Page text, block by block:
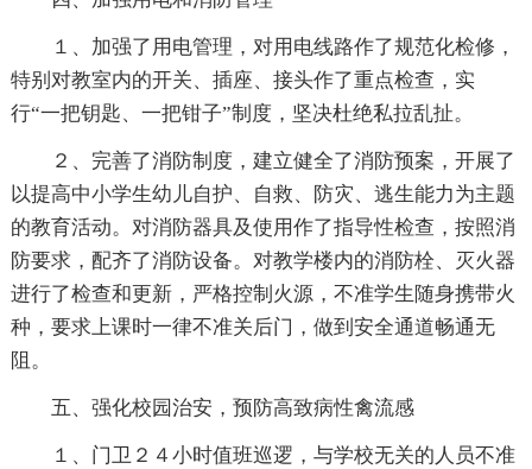
１、加强了用电管理，对用电线路作了规范化检修，
特别对教室内的开关、插座、接头作了重点检查，实
行“一把钥匙、一把钳子”制度，坚决杜绝私拉乱扯。
２、完善了消防制度，建立健全了消防预案，开展了
以提高中小学生幼儿自护、自救、防灾、逃生能力为主题
的教育活动。对消防器具及使用作了指导性检查，按照消
防要求，配齐了消防设备。对教学楼内的消防栓、灭火器
进行了检查和更新，严格控制火源，不准学生随身携带火
种，要求上课时一律不准关后门，做到安全通道畅通无
阻。
五、强化校园治安，预防高致病性禽流感
１、门卫２４小时值班巡逻，与学校无关的人员不准